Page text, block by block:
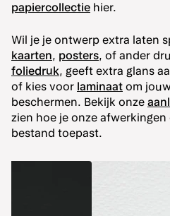
papiercollectie hier.
Wil je je ontwerp extra laten
kaarten, posters, of ander
foliedruk, geeft extra glans
of kies voor laminaat om
beschermen. Bekijk onze
zien hoe je onze
bestand toepast.